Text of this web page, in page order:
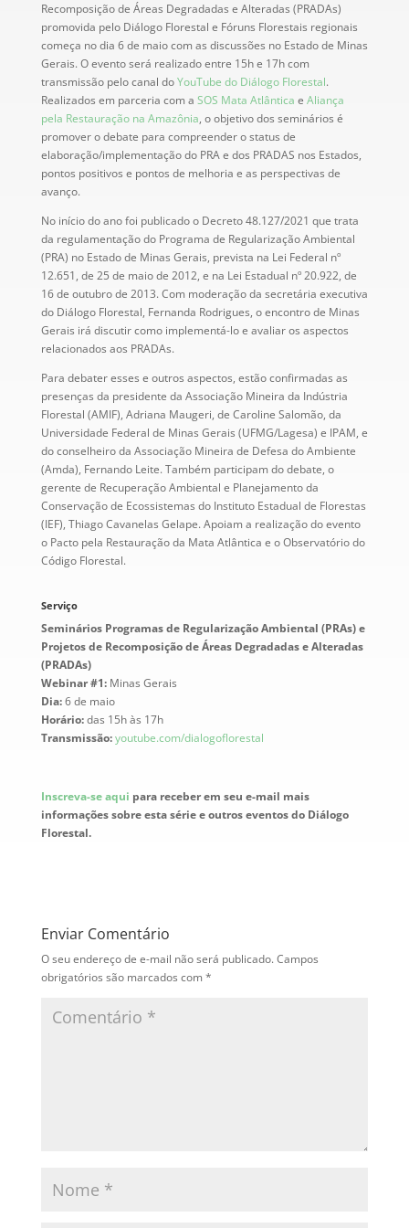
Recomposição de Áreas Degradadas e Alteradas (PRADAs)
promovida pelo Diálogo Florestal e Fóruns Florestais regionais
começa no dia 6 de maio com as discussões no Estado de Minas
Gerais. O evento será realizado entre 15h e 17h com
transmissão pelo canal doYouTube do Diálogo Florestal.
Realizados em parceria com a SOS Mata Atlântica e Aliança
pela Restauração na Amazônia, o objetivo dos seminários é
promover o debate para compreender o status de
elaboração/implementação do PRA e dos PRADAS nos Estados,
pontos positivos e pontos de melhoria e as perspectivas de
avanço.
No início do ano foi publicado o Decreto 48.127/2021 que trata
da regulamentação do Programa de Regularização Ambiental
(PRA) no Estado de Minas Gerais, prevista na Lei Federal nº
12.651, de 25 de maio de 2012, e na Lei Estadual nº 20.922, de
16 de outubro de 2013. Com moderação da secretária executiva
do Diálogo Florestal, Fernanda Rodrigues, o encontro de Minas
Gerais irá discutir como implementá-lo e avaliar os aspectos
relacionados aos PRADAs.
Para debater esses e outros aspectos, estão confirmadas as
presenças da presidente da Associação Mineira da Indústria
Florestal (AMIF), Adriana Maugeri, de Caroline Salomão, da
Universidade Federal de Minas Gerais (UFMG/Lagesa) e IPAM, e
do conselheiro da Associação Mineira de Defesa do Ambiente
(Amda), Fernando Leite. Também participam do debate, o
gerente de Recuperação Ambiental e Planejamento da
Conservação de Ecossistemas do Instituto Estadual de Florestas
(IEF), Thiago Cavanelas Gelape. Apoiam a realização do evento
o Pacto pela Restauração da Mata Atlântica e o Observatório do
Código Florestal.
Serviço
Seminários Programas de Regularização Ambiental (PRAs) e
Projetos de Recomposição de Áreas Degradadas e Alteradas
(PRADAs)
Webinar #1:Minas Gerais
Dia:6 de maio
Horário:das 15h às 17h
Transmissão:youtube.com/dialogoflorestal
Inscreva-se aqui para receber em seu e-mail mais
informações sobre esta série e outros eventos do Diálogo
Florestal.
Enviar Comentário
O seu endereço de e-mail não será publicado.Campos
obrigatórios são marcados com *